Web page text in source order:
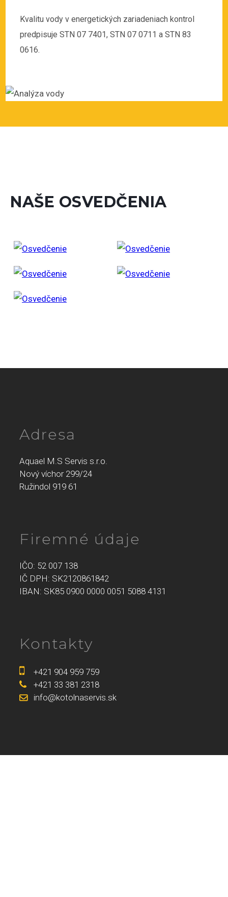
Kvalitu vody v energetických zariadeniach kontrol
predpisuje STN 07 7401, STN 07 0711 a STN 83
0616.
NAŠE OSVEDČENIA
Adresa
Aquael M.S Servis s.r.o.
Nový víchor 299/24
Ružindol 919 61
Firemné údaje
IČO: 52 007 138
IČ DPH: SK2120861842
IBAN: SK85 0900 0000 0051 5088 4131
Kontakty
+421 904 959 759
+421 33 381 2318
info@kotolnaservis.sk